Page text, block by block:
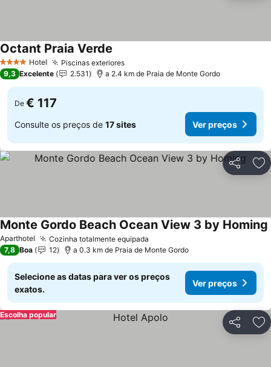
4 EstrelasHotel Piscinas exteriores
Octant Praia Verde
9,3 Excelente 2.531 a 2.4 km de Praia de Monte Gordo
De € 117
Consulte os preços de 17 sites Ver preços
Partilhar
Aparthotel Cozinha totalmente equipada
Monte Gordo Beach Ocean View 3 by Homing
7,8 Boa 12 a 0.3 km de Praia de Monte Gordo
Selecione as datas para ver os preços
exatos.
Ver preços
Partilhar
Escolha popular